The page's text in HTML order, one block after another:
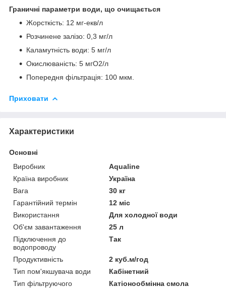
Граничні параметри води, що очищається
Жорсткість: 12 мг-екв/л
Розчинене залізо: 0,3 мг/л
Каламутність води: 5 мг/л
Окислюваність: 5 мгО2/л
Попередня фільтрація: 100 мкм.
Приховати
Характеристики
Основні
Виробник
Aqualine
Країна виробник
Україна
Вага
30 кг
Гарантійний термін
12 міс
Використання
Для холодної води
Об'єм завантаження
25 л
Підключення до
водопроводу
Так
Продуктивність
2 куб.м/год
Тип пом'якшувача води
Кабінетний
Тип фільтруючого
Катіонообмінна смола